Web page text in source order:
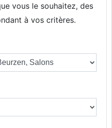
vous le souhaitez, des
à vos critères.